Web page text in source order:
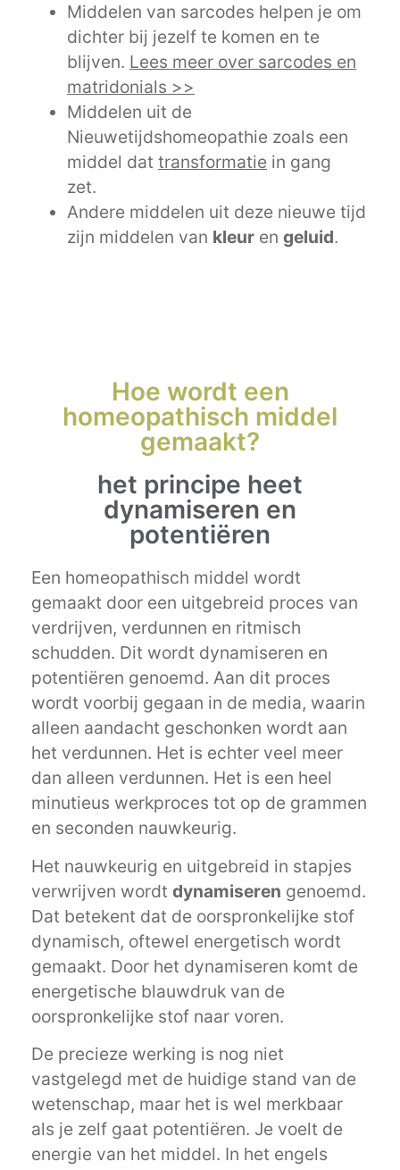
Middelen van sarcodes helpen je om
dichter bij jezelf te komen en te
blijven. Lees meer over sarcodes en
matridonials >>
Middelen uit de
Nieuwetijdshomeopathie zoals een
middel dat transformatie in gang
zet.
Andere middelen uit deze nieuwe tijd
zijn middelen van kleur en geluid.
Hoe wordt een
homeopathisch middel
gemaakt?
het principe heet
dynamiseren en
potentiëren
Een homeopathisch middel wordt
gemaakt door een uitgebreid proces van
verdrijven, verdunnen en ritmisch
schudden. Dit wordt dynamiseren en
potentiëren genoemd. Aan dit proces
wordt voorbij gegaan in de media, waarin
alleen aandacht geschonken wordt aan
het verdunnen. Het is echter veel meer
dan alleen verdunnen. Het is een heel
minutieus werkproces tot op de grammen
en seconden nauwkeurig.
Het nauwkeurig en uitgebreid in stapjes
verwrijven wordt dynamiseren genoemd.
Dat betekent dat de oorspronkelijke stof
dynamisch, oftewel energetisch wordt
gemaakt. Door het dynamiseren komt de
energetische blauwdruk van de
oorspronkelijke stof naar voren.
De precieze werking is nog niet
vastgelegd met de huidige stand van de
wetenschap, maar het is wel merkbaar
als je zelf gaat potentiëren. Je voelt de
energie van het middel. In het engels